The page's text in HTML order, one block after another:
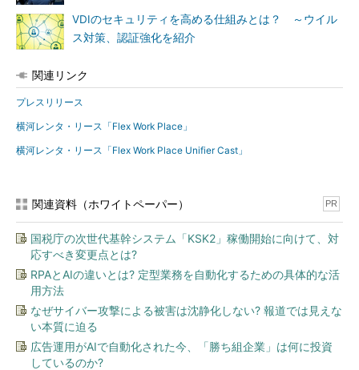
VDIのセキュリティを高める仕組みとは？ ～ウイル
ス対策、認証強化を紹介
関連リンク
プレスリリース
横河レンタ・リース「Flex Work Place」
横河レンタ・リース「Flex Work Place Unifier Cast」
関連資料（ホワイトペーパー） PR
国税庁の次世代基幹システム「KSK2」稼働開始に向けて、対
応すべき変更点とは?
RPAとAIの違いとは? 定型業務を自動化するための具体的な活
用方法
なぜサイバー攻撃による被害は沈静化しない? 報道では見えな
い本質に迫る
広告運用がAIで自動化された今、「勝ち組企業」は何に投資
しているのか?